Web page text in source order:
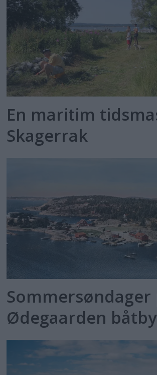
En maritim
Skagerrak
Sommersøndager
Ødegaarden